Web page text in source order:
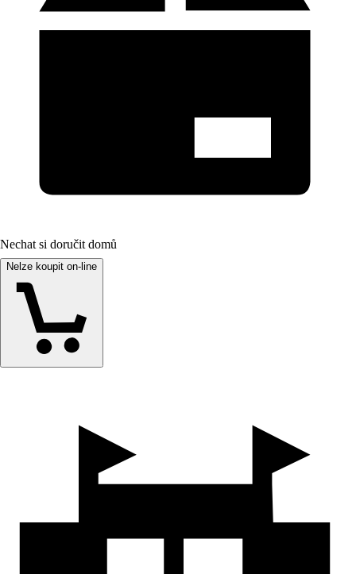
Nechat si doručit domů
Nelze koupit on-line